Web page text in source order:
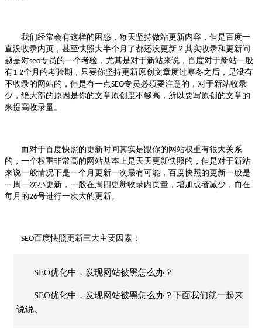
我们经常会有这样的困惑，每天坚持做站更新内容，但是百度一
直没收录内页，甚至快照大半个月了都还没更新？其实收录和更新问
题是对seo专员的一个考验，尤其是对于新站来说，百度对于新站一般
有1-2个月的考验期，只要你坚持更新原创文章度过寒冬之后，是没有
不收录的网站的，但是有一点SEO专员必须要注意的，对于新站收录
少，绝大部的原因是你的文章原创度不够高，所以要写原创的文章的
来提高收录量。
而对于百度快照的更新时间其实是跟你的网站权重有很大关系
的，一个权重非常高的网站基本上是天天更新快照的，但是对于新站
来说一般情况下是一个月更新一次最有可能，百度快照的更新一般是
一周一次小更新，一般在周四更新收录内页量，增加或者减少，而在
每月的26号进行一次大的更新。
SEO百度快照更新三大主要因素：
SEO优化中，发现网站被黑怎么办？
SEO优化中，发现网站被黑怎么办？下面我们就一起来
说说。